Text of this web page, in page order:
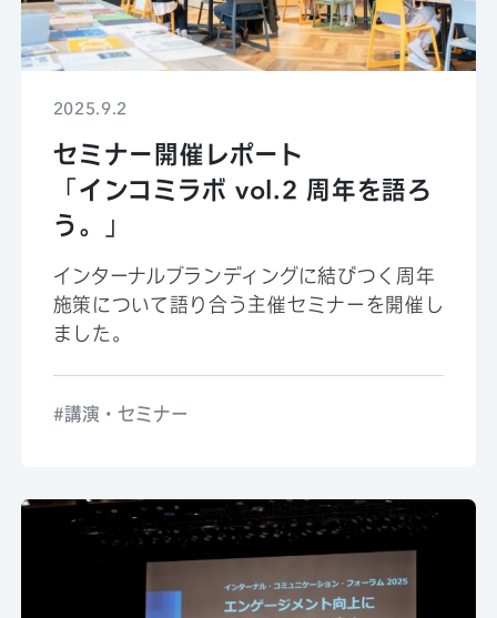
2025.9.2
セミナー開催レポート
「インコミラボ vol.2 周年を語ろ
う。」
インターナルブランディングに結びつく周年
施策について語り合う主催セミナーを開催し
ました。
講演・セミナー